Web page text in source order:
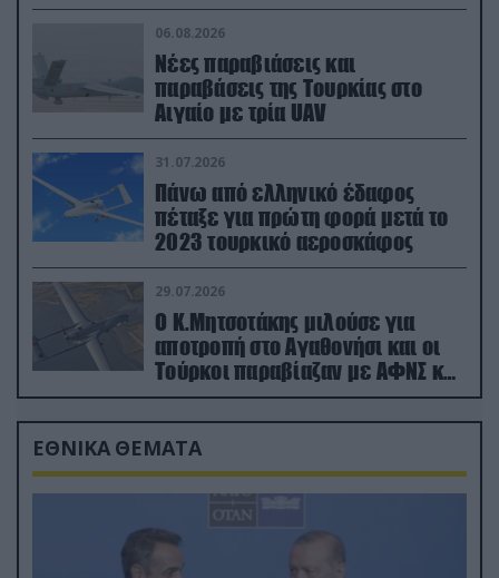
06.08.2026
Νέες παραβιάσεις και
παραβάσεις της Τουρκίας στο
Αιγαίο με τρία UAV
31.07.2026
Πάνω από ελληνικό έδαφος
πέταξε για πρώτη φορά μετά το
2023 τουρκικό αεροσκάφος
29.07.2026
Ο Κ.Μητσοτάκης μιλούσε για
αποτροπή στο Αγαθονήσι και οι
Τούρκοι παραβίαζαν με ΑΦΝΣ και
drone
ΕΘΝΙΚΑ ΘΕΜΑΤΑ